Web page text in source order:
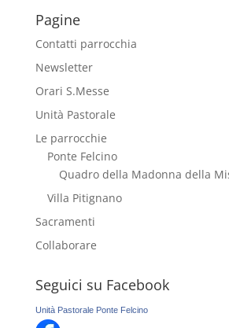
Pagine
Contatti parrocchia
Newsletter
Orari S.Messe
Unità Pastorale
Le parrocchie
Ponte Felcino
Quadro della Madonna della
Villa Pitignano
Sacramenti
Collaborare
Seguici su Facebook
Unità Pastorale Ponte Felcino